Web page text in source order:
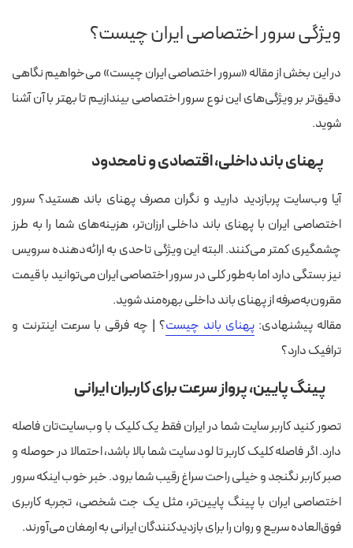
ویژگی سرور اختصاصی ایران چیست؟
در این بخش از مقاله «سرور اختصاصی ایران چیست» می‌خواهیم نگاهی
دقیق‌تر بر ویژگی‌های این نوع سرور اختصاصی بیندازیم تا بهتر با آن آشنا
شوید.
پهنای باند داخلی، اقتصادی و نامحدود
آیا وب‌سایت پربازدید دارید و نگران مصرف پهنای باند هستید؟ سرور
اختصاصی ایران با پهنای باند داخلی ارزان‌تر، هزینه‌های شما را به طرز
چشمگیری کمتر می‌کنند. البته این ویژگی تاحدی به ارائه‌دهنده سرویس
نیز بستگی دارد اما به‌طور کلی در سرور اختصاصی ایران می‌توانید با قیمت
مقرون‌به‌صرفه از پهنای باند داخلی بهره‌مند شوید.
مقاله پیشنهادی: پهنای باند چیست؟ | چه فرقی با سرعت اینترنت و
ترافیک دارد؟
پینگ پایین، پرواز سرعت برای کاربران ایرانی
تصور کنید کاربر سایت شما در ایران فقط یک کلیک با وب‌سایت‌تان فاصله
دارد. اگر فاصله کلیک کاربر تا لود سایت شما بالا باشد، احتمالا در حوصله و
صبر کاربر نگنجد و خیلی راحت سراغ رقیب شما برود. خبر خوب اینکه سرور
اختصاصی ایران با پینگ پایین‌تر، مثل یک جت شخصی، تجربه کاربری
فوق‌العاده سریع و روان را برای بازدیدکنندگان ایرانی به ارمغان می‌آورند.